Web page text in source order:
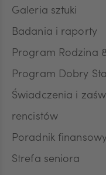
Galeria sztuki
Badania i raporty
Program Rodzina
Program Dobry
Świadczenia i
rencistów
Poradnik
Strefa seniora